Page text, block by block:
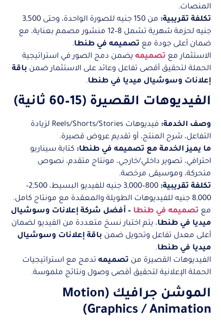
المنصات.
تكلفة تقريبية:
من 150 جنيه للصورة الواحدة، وحتى 3,500
جنيه لحزمة شهرية تشمل 8–12 منشور مصمم بعناية، مع
ضمان أعلى جودة مع تصميمه في طنطا.
الاستثمار مع تصميمه يضمن دمج الصور في استراتيجية
الحملة لتحقيق أقصى تفاعل وعائد على الاستثمار ضمن باقة
إعلانات وسوشيال ميديا في طنطا.
الفيديوهات القصيرة (15–60 ثانية)
وصف الخدمة:
فيديوهات Reels/Shorts/Stories لزيادة
التفاعل، شرح المنتج، أو تقديم عروض قصيرة.
ما يميز الخدمة مع تصميمه في طنطا: كتابة سيناريو
احترافي، تصوير داخلي/خارجي، مونتاج متقدم، نصوص
متحركة، وموسيقى مرخصة.
تكلفة تقريبية:
800–3,000 جنيه للفيديو البسيط، 2,500–
8,000 جنيه للفيديوهات الطويلة والمعقدة مع مونتاج كامل.
مع تصميمه في طنطا – أفضل شركة إعلانات وسوشيال
ميديا في طنطا، يتم اختبار نسخ متعددة من الفيديو لضمان
أعلى معدل تفاعل وتحويل ضمن باقة إعلانات وسوشيال
ميديا في طنطا.
الفيديوهات القصيرة من تصميمه تدمج مع استراتيجيات
الحملة الإعلانية لتحقيق أقصى وصول ونتائج ملموسة.
الموشن جرافيك (Motion
Graphics / Animation)